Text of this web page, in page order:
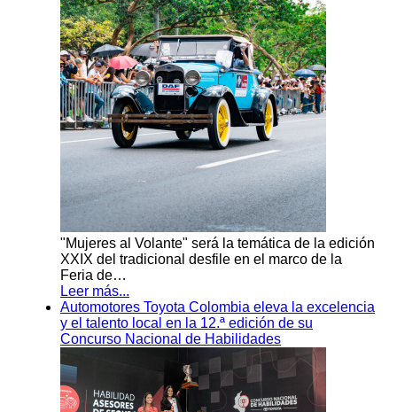
"Mujeres al Volante" será la temática de la edición
XXIX del tradicional desfile en el marco de la
Feria de…
Leer más...
Automotores Toyota Colombia eleva la excelencia
y el talento local en la 12.ª edición de su
Concurso Nacional de Habilidades